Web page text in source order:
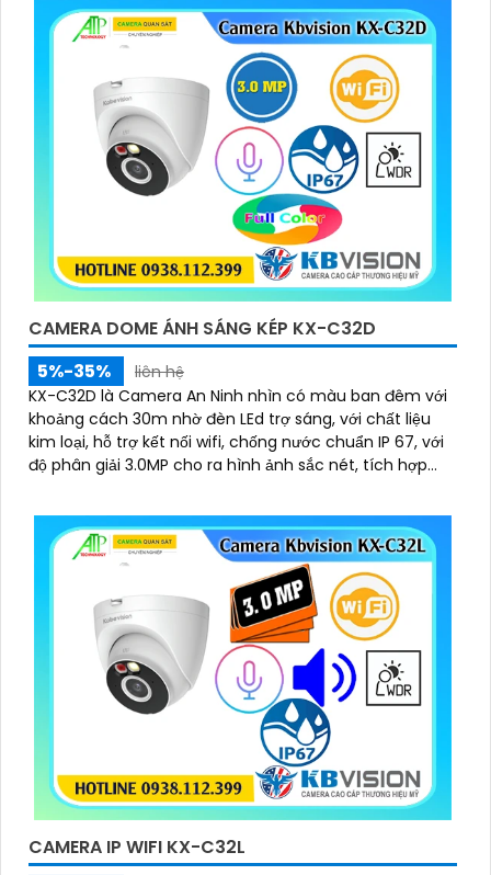
CAMERA DOME ÁNH SÁNG KÉP KX-C32D
5%-35%
liên hệ
KX-C32D là Camera An Ninh nhìn có màu ban đêm với
khoảng cách 30m nhờ đèn LEd trợ sáng, với chất liệu
kim loại, hỗ trợ kết nối wifi, chống nước chuẩn IP 67, với
độ phân giải 3.0MP cho ra hình ảnh sắc nét, tích hợp
CAMERA IP WIFI KX-C32L